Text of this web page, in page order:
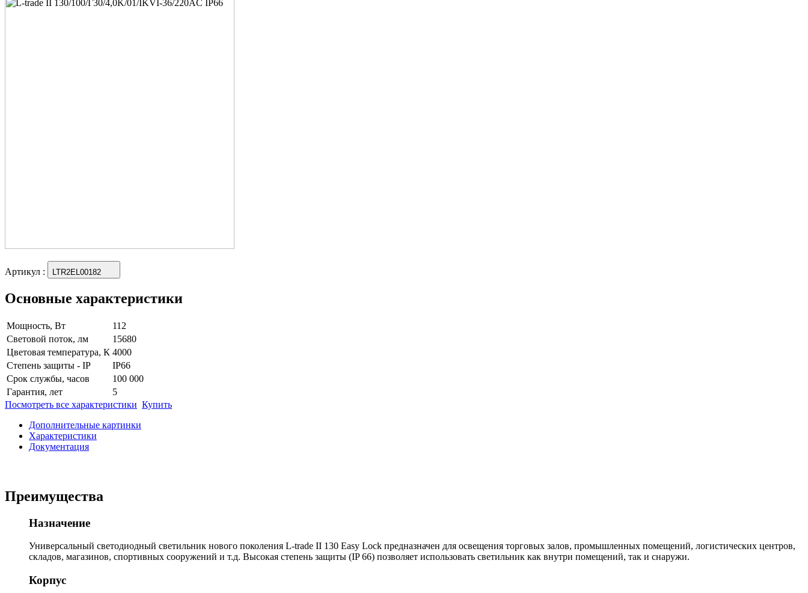
Артикул : LTR2EL00182
Основные характеристики
Мощность, Вт
112
Световой поток, лм
15680
Цветовая температура, К 4000
Степень защиты - IP
IP66
Срок службы, часов
100 000
Гарантия, лет
5
Посмотреть все характеристики Купить
Дополнительные картинки
Характеристики
Документация
Преимущества
Назначение
Универсальный светодиодный светильник нового поколения L-trade II 130 Easy Lock предназначен для освещения торговых залов, промышленных помещений, логистических центров,
складов, магазинов, спортивных сооружений и т.д. Высокая степень защиты (IP 66) позволяет использовать светильник как внутри помещений, так и снаружи.
Корпус